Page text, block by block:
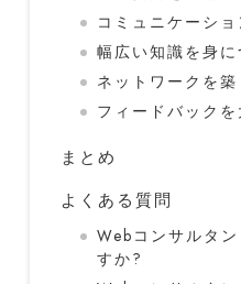
コミュニケーシ
幅広い知識を身に
ネットワークを築
フィードバックを
まとめ
よくある質問
Webコンサルタ
すか?